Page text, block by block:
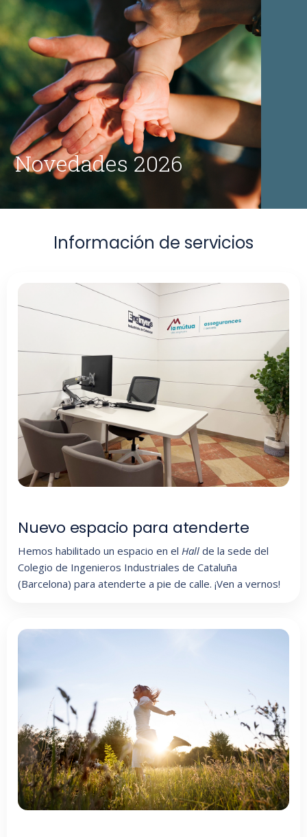
Novedades 2026
Información de servicios
Nuevo espacio para atenderte
Hemos habilitado un espacio en el Hall de la sede del
Colegio de Ingenieros Industriales de Cataluña
(Barcelona) para atenderte a pie de calle. ¡Ven a vernos!